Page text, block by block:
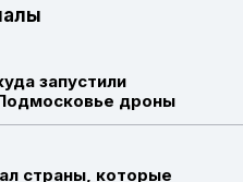
запустили
дроны
страны, которые